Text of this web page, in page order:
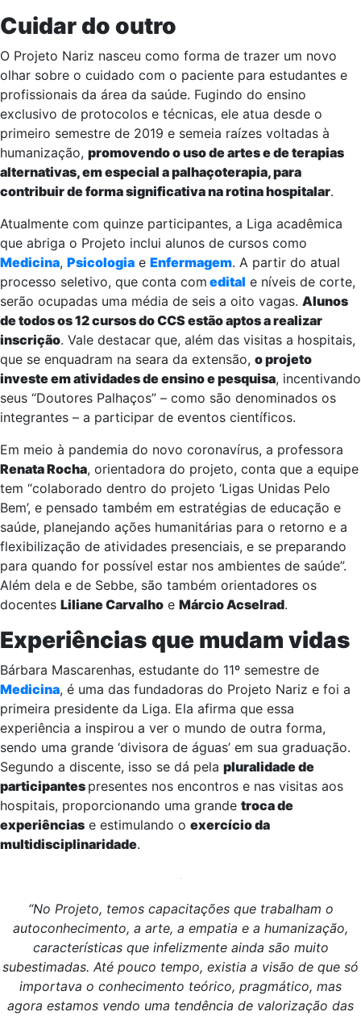
Cuidar do outro
O Projeto Nariz nasceu como forma de trazer um novo
olhar sobre o cuidado com o paciente para estudantes e
profissionais da área da saúde. Fugindo do ensino
exclusivo de protocolos e técnicas, ele atua desde o
primeiro semestre de 2019 e semeia raízes voltadas à
humanização, promovendo o uso de artes e de terapias
alternativas, em especial a palhaçoterapia, para
contribuir de forma significativa na rotina hospitalar.
Atualmente com quinze participantes, a Liga acadêmica
que abriga o Projeto inclui alunos de cursos como
Medicina, Psicologia e Enfermagem. A partir do atual
processo seletivo, que conta com edital e níveis de corte,
serão ocupadas uma média de seis a oito vagas. Alunos
de todos os 12 cursos do CCS estão aptos a realizar
inscrição. Vale destacar que, além das visitas a hospitais,
que se enquadram na seara da extensão, o projeto
investe em atividades de ensino e pesquisa, incentivando
seus “Doutores Palhaços” – como são denominados os
integrantes – a participar de eventos científicos.
Em meio à pandemia do novo coronavírus, a professora
Renata Rocha, orientadora do projeto, conta que a equipe
tem “colaborado dentro do projeto ‘Ligas Unidas Pelo
Bem’, e pensado também em estratégias de educação e
saúde, planejando ações humanitárias para o retorno e a
flexibilização de atividades presenciais, e se preparando
para quando for possível estar nos ambientes de saúde”.
Além dela e de Sebbe, são também orientadores os
docentes Liliane Carvalho e Márcio Acselrad.
Experiências que mudam vidas
Bárbara Mascarenhas, estudante do 11º semestre de
Medicina, é uma das fundadoras do Projeto Nariz e foi a
primeira presidente da Liga. Ela afirma que essa
experiência a inspirou a ver o mundo de outra forma,
sendo uma grande ‘divisora de águas’ em sua graduação.
Segundo a discente, isso se dá pela pluralidade de
participantes presentes nos encontros e nas visitas aos
hospitais, proporcionando uma grande troca de
experiências e estimulando o exercício da
multidisciplinaridade.
“No Projeto, temos capacitações que trabalham o
autoconhecimento, a arte, a empatia e a humanização,
características que infelizmente ainda são muito
subestimadas. Até pouco tempo, existia a visão de que só
importava o conhecimento teórico, pragmático, mas
agora estamos vendo uma tendência de valorização das